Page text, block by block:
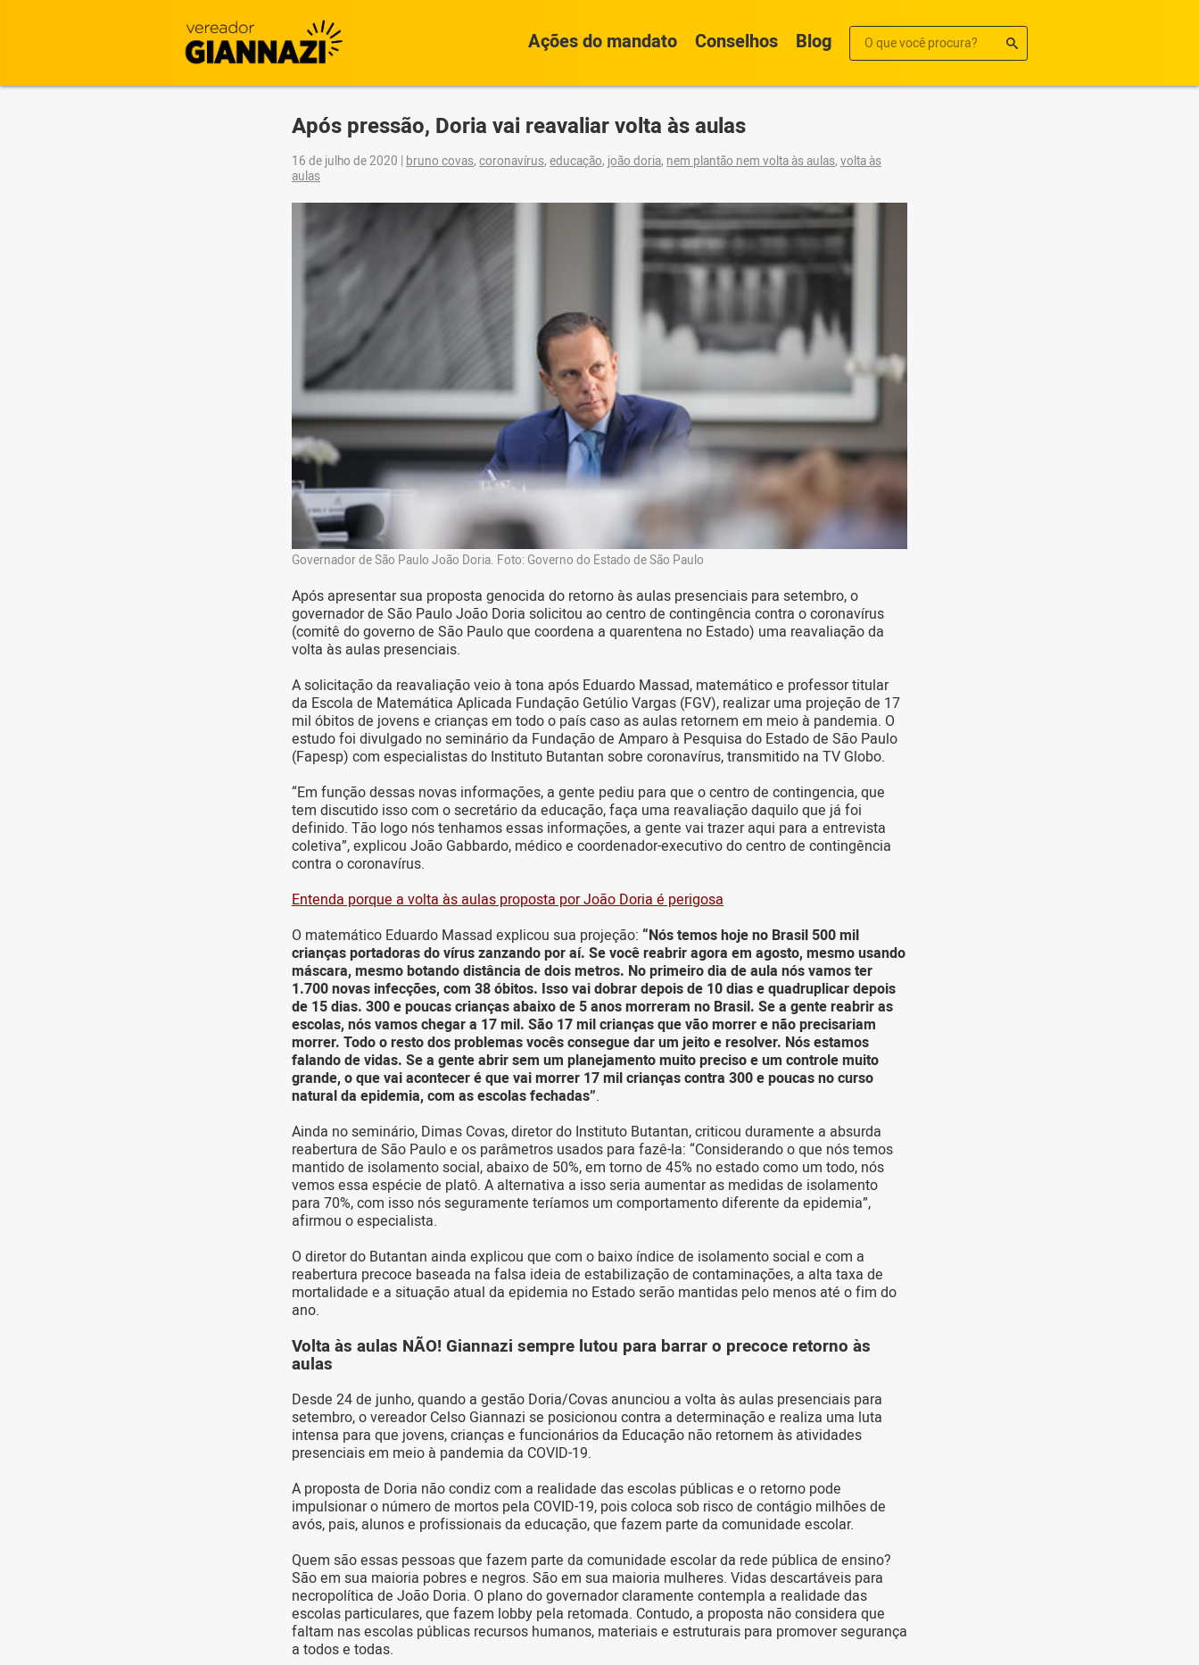
Ações do mandato Conselhos Blog
Após pressão, Doria vai reavaliar volta às aulas
16 de julho de 2020 | bruno covas, coronavírus, educação, joão doria, nem plantão nem volta às aulas, volta às
aulas
Governador de São Paulo João Doria. Foto: Governo do Estado de São Paulo
Após apresentar sua proposta genocida do retorno às aulas presenciais para setembro, o
governador de São Paulo João Doria solicitou ao centro de contingência contra o coronavírus
(comitê do governo de São Paulo que coordena a quarentena no Estado) uma reavaliação da
volta às aulas presenciais.
A solicitação da reavaliação veio à tona após Eduardo Massad, matemático e professor titular
da Escola de Matemática Aplicada Fundação Getúlio Vargas (FGV), realizar uma projeção de 17
mil óbitos de jovens e crianças em todo o país caso as aulas retornem em meio à pandemia. O
estudo foi divulgado no seminário da Fundação de Amparo à Pesquisa do Estado de São Paulo
(Fapesp) com especialistas do Instituto Butantan sobre coronavírus, transmitido na TV Globo.
“Em função dessas novas informações, a gente pediu para que o centro de contingencia, que
tem discutido isso com o secretário da educação, faça uma reavaliação daquilo que já foi
definido. Tão logo nós tenhamos essas informações, a gente vai trazer aqui para a entrevista
coletiva”, explicou João Gabbardo, médico e coordenador-executivo do centro de contingência
contra o coronavírus.
Entenda porque a volta às aulas proposta por João Doria é perigosa
O matemático Eduardo Massad explicou sua projeção: “Nós temos hoje no Brasil 500 mil
crianças portadoras do vírus zanzando por aí. Se você reabrir agora em agosto, mesmo usando
máscara, mesmo botando distância de dois metros. No primeiro dia de aula nós vamos ter
1.700 novas infecções, com 38 óbitos. Isso vai dobrar depois de 10 dias e quadruplicar depois
de 15 dias. 300 e poucas crianças abaixo de 5 anos morreram no Brasil. Se a gente reabrir as
escolas, nós vamos chegar a 17 mil. São 17 mil crianças que vão morrer e não precisariam
morrer. Todo o resto dos problemas vocês consegue dar um jeito e resolver. Nós estamos
falando de vidas. Se a gente abrir sem um planejamento muito preciso e um controle muito
grande, o que vai acontecer é que vai morrer 17 mil crianças contra 300 e poucas no curso
natural da epidemia, com as escolas fechadas”.
Ainda no seminário, Dimas Covas, diretor do Instituto Butantan, criticou duramente a absurda
reabertura de São Paulo e os parâmetros usados para fazê-la: “Considerando o que nós temos
mantido de isolamento social, abaixo de 50%, em torno de 45% no estado como um todo, nós
vemos essa espécie de platô. A alternativa a isso seria aumentar as medidas de isolamento
para 70%, com isso nós seguramente teríamos um comportamento diferente da epidemia”,
afirmou o especialista.
O diretor do Butantan ainda explicou que com o baixo índice de isolamento social e com a
reabertura precoce baseada na falsa ideia de estabilização de contaminações, a alta taxa de
mortalidade e a situação atual da epidemia no Estado serão mantidas pelo menos até o fim do
ano.
Volta às aulas NÃO! Giannazi sempre lutou para barrar o precoce retorno às
aulas
Desde 24 de junho, quando a gestão Doria/Covas anunciou a volta às aulas presenciais para
setembro, o vereador Celso Giannazi se posicionou contra a determinação e realiza uma luta
intensa para que jovens, crianças e funcionários da Educação não retornem às atividades
presenciais em meio à pandemia da COVID-19.
A proposta de Doria não condiz com a realidade das escolas públicas e o retorno pode
impulsionar o número de mortos pela COVID-19, pois coloca sob risco de contágio milhões de
avós, pais, alunos e profissionais da educação, que fazem parte da comunidade escolar.
Quem são essas pessoas que fazem parte da comunidade escolar da rede pública de ensino?
São em sua maioria pobres e negros. São em sua maioria mulheres. Vidas descartáveis para
necropolítica de João Doria. O plano do governador claramente contempla a realidade das
escolas particulares, que fazem lobby pela retomada. Contudo, a proposta não considera que
faltam nas escolas públicas recursos humanos, materiais e estruturais para promover segurança
a todos e todas.